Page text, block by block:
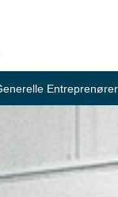
Entreprenører